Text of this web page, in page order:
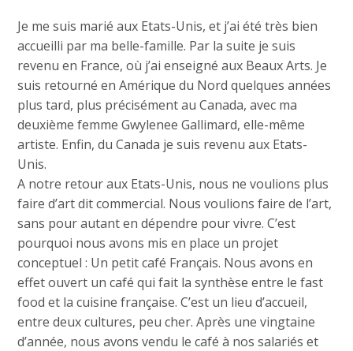
Je me suis marié aux Etats-Unis, et j’ai été très bien
accueilli par ma belle-famille. Par la suite je suis
revenu en France, où j’ai enseigné aux Beaux Arts. Je
suis retourné en Amérique du Nord quelques années
plus tard, plus précisément au Canada, avec ma
deuxième femme Gwylenee Gallimard, elle-même
artiste. Enfin, du Canada je suis revenu aux Etats-
Unis.
A notre retour aux Etats-Unis, nous ne voulions plus
faire d’art dit commercial. Nous voulions faire de l’art,
sans pour autant en dépendre pour vivre. C’est
pourquoi nous avons mis en place un projet
conceptuel : Un petit café Français. Nous avons en
effet ouvert un café qui fait la synthèse entre le fast
food et la cuisine française. C’est un lieu d’accueil,
entre deux cultures, peu cher. Après une vingtaine
d’année, nous avons vendu le café à nos salariés et